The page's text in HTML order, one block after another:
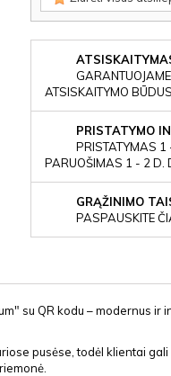
ATSISKAITYMO
PRISTATYMO
PRISTATYMAS 1
PARUOŠIMAS 1 - 2 D.
GRĄŽINIMO
PASPAUSKITE
su QR kodu – modernus ir
pusėse, todėl klientai